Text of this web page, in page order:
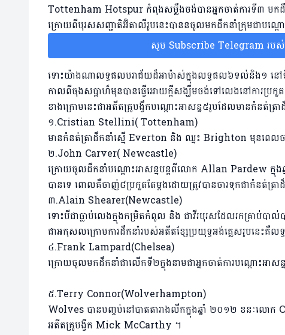
Tottenham Hotspur កំពុងសម្លឹងចង់បានអ្នកចាត់ការទី៣
ក្រោយពីបុរសសញ្ជាតិអ៊ិតាលីរូបនេះបាននចូលមកដឹកនាំក្រុមជាបណ្
សូម Subscribe Telegram រប
ទោះយ៉ាងណាលទ្ធផលបរាជ័យដ៏អាម៉ាស់ក្នុងលទ្ធផល៦​ទល់និង១ ន
កាលពីចុងសប្តាហ៏មុនបានធ្វើអោយក្តីសង្ឃឹមចង់ទៅលេងនៅ​ការ​ប្រ
ខាងក្រោមនេះជាអតីតគ្រូបង្វឹកបណ្តោះអាសន្ន៥រូបដែលមានកំនត់ត្
១.Cristian Stellini( Tottenham)
មានកំនត់ត្រាដឹកនាំស្មើ Everton និង ឈ្នះ Brighton មុនព
២.John Carver( Newcastle)
ក្រោយចូលដឹកនាំបណ្តោះអាសន្នបន្តពីលោក Allan Pardew ក្នុ
បានទេ ពោលគឺចាញ់៨ប្រកួតតែម្តងដោយត្រូវបានចារទុកជាកំនត់ត្រាដ៏
៣.Alain Shearer(Newcastle)
ទោះបីជាធ្លាប់លេងក្នុងកម្រិតកំពូល និង ជាវីរបុរសដែលរកគ្រាប់បាល់
ជាអកុសលក្រោមការដឹកនាំរបស់អតីតខ្សែប្រយុទ្ធអង់គ្លេសរូបនេះ
៤.Frank Lampard(Chelsea)
ក្រោយចូលមកដឹកនាំជាលើកទី២ក្នុងនាមជាអ្នកចាត់ការបណ្តោះអា
៥.Terry Connor(Wolverhampton)
Wolves បានបញ្ចប់នៅបាតតារាងលីកក្នុងឆ្នាំ ២០១២ ខនៈលោក
អតីតគ្រូបង្វឹក Mick McCarthy ។